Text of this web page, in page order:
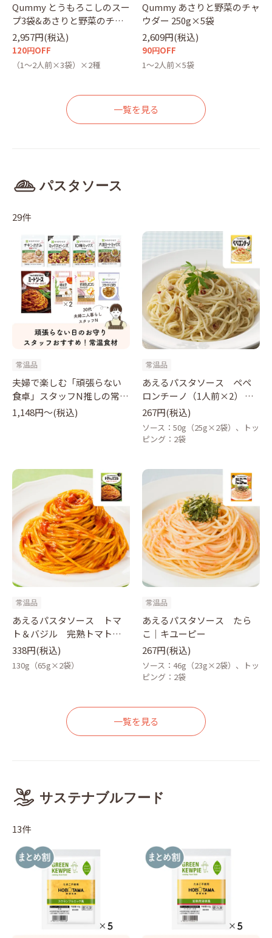
Qummy とうもろこしのスー
プ3袋&あさりと野菜のチャ
ウダー3袋セット
2,957円(税込)
120円OFF
（1～2人前×3袋）×2種
Qummy あさりと野菜のチャ
ウダー 250g×5袋
2,609円(税込)
90円OFF
1～2人前×5袋
一覧を見る
パスタソース
29件
常温品
夫婦で楽しむ「頑張らない
食卓」スタッフN推しの常温
食材
1,148円〜(税込)
常温品
あえるパスタソース ペペ
ロンチーノ（1人前×2） ｜
キユーピー
267円(税込)
ソース：50g（25g×2袋）、トッ
ピング：2袋
常温品
あえるパスタソース トマ
ト＆バジル 完熟トマト仕
立て130g｜キユーピー
338円(税込)
130g（65g×2袋）
常温品
あえるパスタソース たら
こ｜キユーピー
267円(税込)
ソース：46g（23g×2袋）、トッ
ピング：2袋
一覧を見る
サステナブルフード
13件